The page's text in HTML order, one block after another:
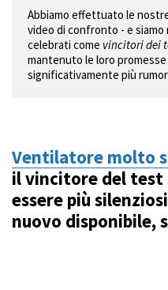
Abbiamo effettuato le
video di confronto - e siamo
celebrati come vincitori dei
mantenuto le loro
significativamente più
Ventilatore molto
il vincitore del test
essere più
nuovo disponibile,